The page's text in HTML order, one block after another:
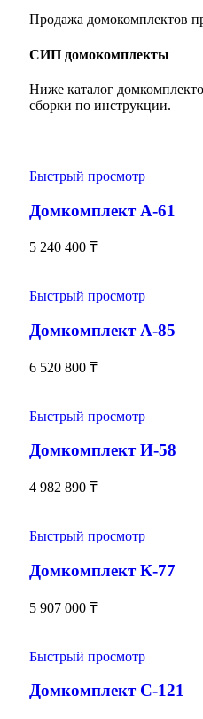
Продажа домокомплектов
СИП домокомплекты
Ниже каталог
сборки по инструкции.
Быстрый просмотр
Домкомплект А-61
5 240 400 ₸
Быстрый просмотр
Домкомплект А-85
6 520 800 ₸
Быстрый просмотр
Домкомплект И-58
4 982 890 ₸
Быстрый просмотр
Домкомплект К-77
5 907 000 ₸
Быстрый просмотр
Домкомплект С-121